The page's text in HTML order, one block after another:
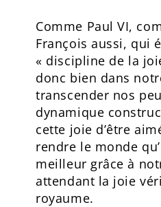
Comme Paul VI,
François aussi, qui
« discipline de la
donc bien dans
transcender nos
dynamique
cette joie d’être
rendre le monde
meilleur grâce à
attendant la joie
royaume.